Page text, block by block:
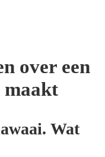
over een
maakt
Wat